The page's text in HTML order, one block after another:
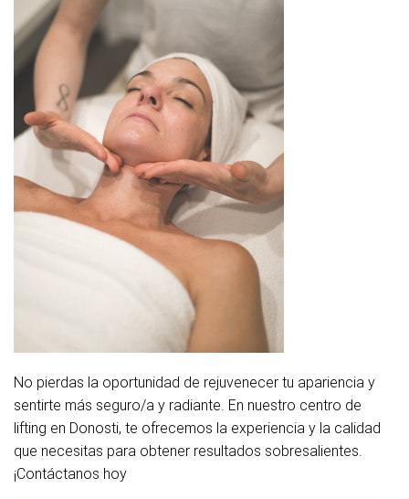
No pierdas la oportunidad de rejuvenecer tu apariencia y
sentirte más seguro/a y radiante. En nuestro centro de
lifting en Donosti, te ofrecemos la experiencia y la calidad
que necesitas para obtener resultados sobresalientes.
¡Contáctanos hoy